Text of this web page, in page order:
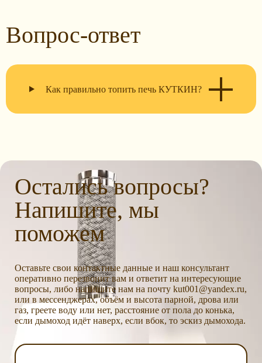
Вопрос-ответ
Как правильно топить печь КУТКИН?
Остались вопросы?
Напишите, мы
поможем
Оставьте свои контактные данные и наш консультант
оперативно перезвонит вам и ответит на интересующие
вопросы, либо напишите нам на почту kut001@yandex.ru,
или в мессенджерах, объём и высота парной, дрова или
газ, греете воду или нет, расстояние от пола до конька,
если дымоход идёт наверх, если вбок, то эскиз дымохода.